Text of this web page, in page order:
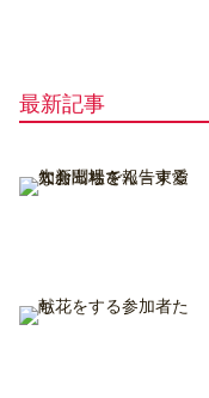
最新記事